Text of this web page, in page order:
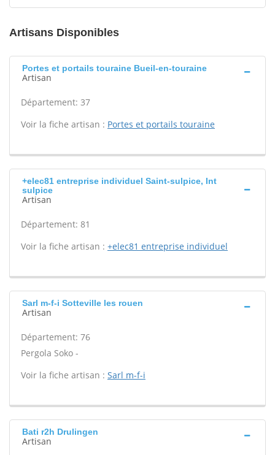
Artisans Disponibles
Portes et portails touraine Bueil-en-touraine
Artisan
Département: 37
Voir la fiche artisan : Portes et portails touraine
+elec81 entreprise individuel Saint-sulpice, Int
sulpice
Artisan
Département: 81
Voir la fiche artisan : +elec81 entreprise individuel
Sarl m-f-i Sotteville les rouen
Artisan
Département: 76
Pergola Soko -
Voir la fiche artisan : Sarl m-f-i
Bati r2h Drulingen
Artisan